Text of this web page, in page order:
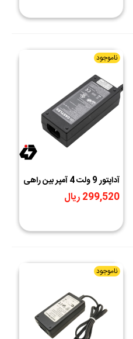
ناموجود
آداپتور 9 ولت 4 آمپر بین راهی
9.5V-4A سرفیش سوزنی
مارک Castles
299,520 ریال
ناموجود